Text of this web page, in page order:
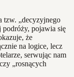
tzw. „decyzyjnego
podróży, pojawia się
że
na logice, lecz
serwując nam
„rosnących